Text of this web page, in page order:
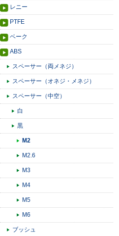
レニー
PTFE
ベーク
ABS
スペーサー（両メネジ）
スペーサー（オネジ・メネジ）
スペーサー（中空）
白
黒
M2
M2.6
M3
M4
M5
M6
ブッシュ